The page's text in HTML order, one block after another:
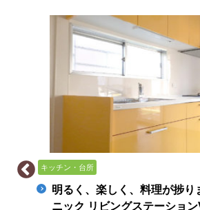
キッチン・台所
生活動線に配慮したリフォー
わったLDKは光あふれる空間